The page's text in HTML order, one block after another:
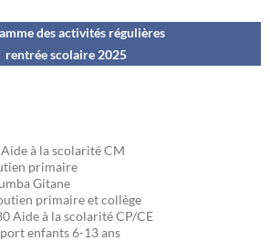
des activités régulières
rentrée scolaire 2025
à la scolarité CM
primaire
Gitane
primaire et collège
Aide à la scolarité CP/CE
enfants 6-13 ans